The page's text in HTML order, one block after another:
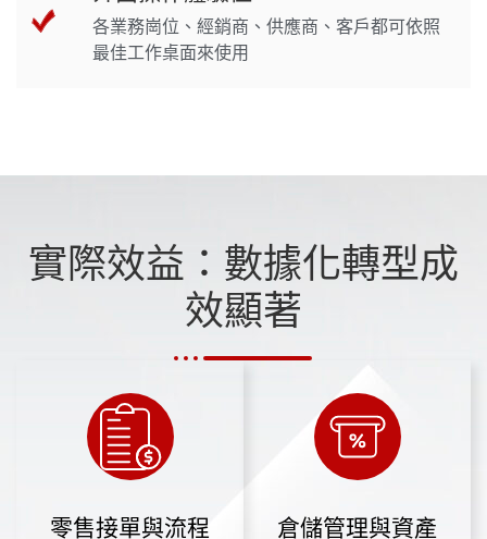
各業務崗位、經銷商、供應商、客戶都可依照
最佳工作桌面來使用
實際效益：數據化轉型成
效顯著
零售接單與流程
倉儲管理與資產